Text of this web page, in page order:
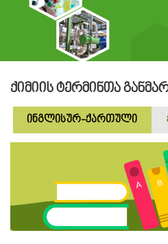
ქიმიის ტერმინთა
ინგლისურ-ქართული